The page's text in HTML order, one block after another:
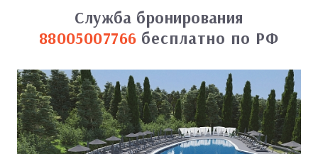
Служба бронирования
88005007766 бесплатно по РФ